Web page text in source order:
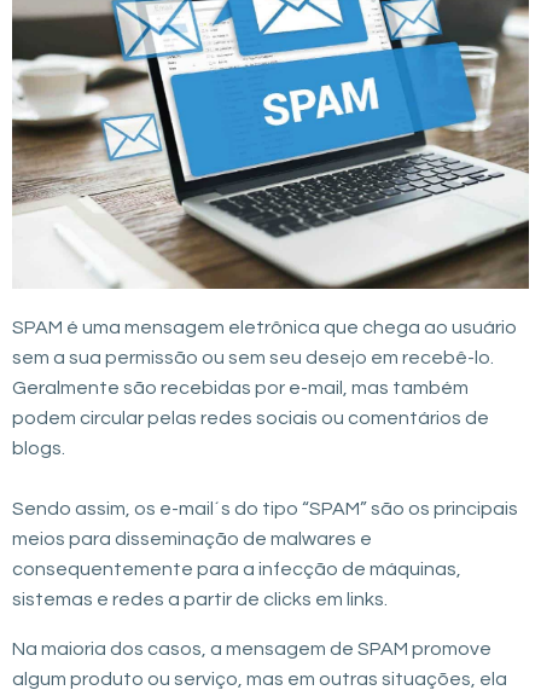
SPAM é uma mensagem eletrônica que chega ao usuário
sem a sua permissão ou sem seu desejo em recebê-lo.
Geralmente são recebidas por e-mail, mas também
podem circular pelas redes sociais ou comentários de
blogs.
Sendo assim, os e-mail´s do tipo “SPAM” são os principais
meios para disseminação de malwares e
consequentemente para a infecção de máquinas,
sistemas e redes a partir de clicks em links.
Na maioria dos casos, a mensagem de SPAM promove
algum produto ou serviço, mas em outras situações, ela